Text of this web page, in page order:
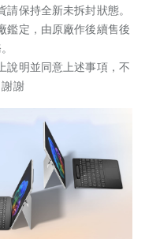
保持全新未拆封狀態。
鑑定，由原廠作後續售後
說明並同意上述事項，不
謝